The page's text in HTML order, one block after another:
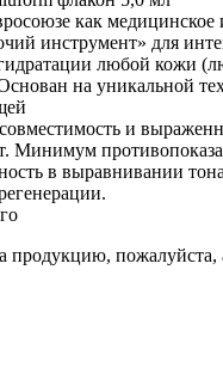
как медицинское
инструмент» для
любой кожи
на уникальной
и
Минимум
в выравнивании
продукцию, пожалуйста,